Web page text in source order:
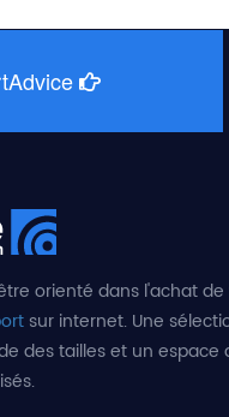
orienté dans l'achat
sur internet. Une
des tailles et un